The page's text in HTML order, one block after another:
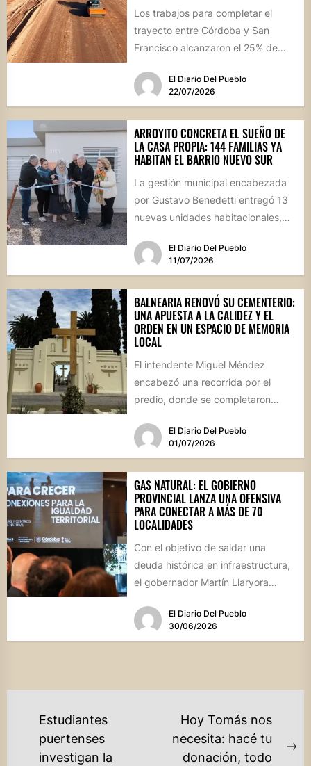
Los trabajos para completar el
trayecto entre Córdoba y San
Francisco alcanzaron el 25% de
dividida...El Diario Del Pueblo
22/07/2026
ARROYITO CONCRETA EL SUEÑO DE
LA CASA PROPIA: 144 FAMILIAS YA
HABITAN EL BARRIO NUEVO SUR
La gestión municipal encabezada
por Gustavo Benedetti entregó 13
nuevas unidades habitacionales,
transformado en...
El Diario Del Pueblo
11/07/2026
BALNEARIA RENOVÓ SU CEMENTERIO:
UNA APUESTA A LA CALIDEZ Y EL
ORDEN EN UN ESPACIO DE MEMORIA
LOCAL
El intendente Miguel Méndez
encabezó una recorrida por el
predio, donde se completaron
una revalorización...
El Diario Del Pueblo
01/07/2026
GAS NATURAL: EL GOBIERNO
PROVINCIAL LANZA UNA OFENSIVA
PARA CONECTAR A MÁS DE 70
LOCALIDADES
Con el objetivo de saldar una
deuda histórica en infraestructura,
el gobernador Martín Llaryora
Crecer",...El Diario Del Pueblo
30/06/2026
NAVEGACIÓN
Estudiantes
puertenses
investigan la
Hoy Tomás nos
necesita: hacé tu
donación, todo